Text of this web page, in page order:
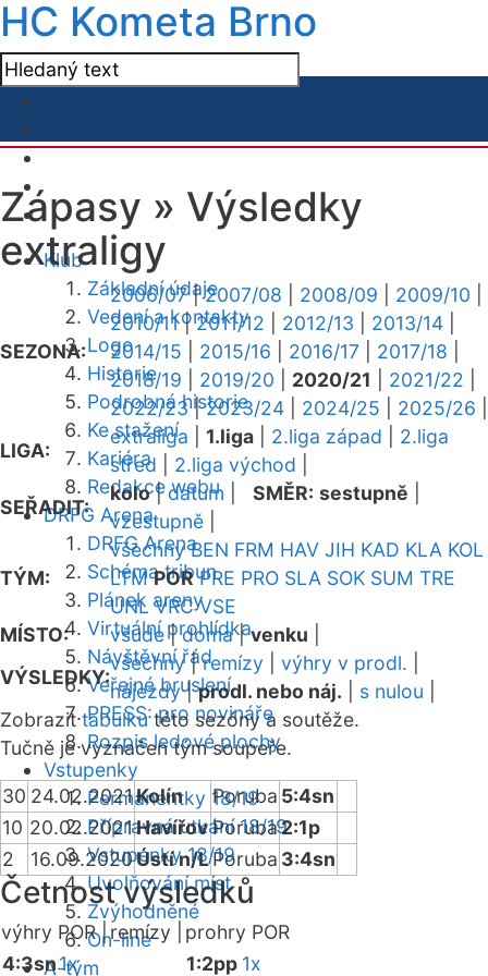
HC Kometa Brno
Klub
Základní údaje
Vedení a kontakty
Logo
Historie
Podrobná historie
Ke stažení
Kariéra
Redakce webu
DRFG Arena
DRFG Arena
Schéma tribun
Plánek areny
Virtuální prohlídka
Návštěvní řád
Veřejné bruslení
PRESS: pro novináře
Rozpis ledové plochy
Vstupenky
Permanentky 18/19
Přípravná utkání 18/19
Vstupenky 18/19
Uvolňování míst
Zvýhodněné
On-line
A-tým
Zápasy » Výsledky
extraligy
SEZONA:
2006/07|2007/08 2008/09 2009/10
2010/11|2011/12 2012/13 2013/14
2014/15
2015/16 2016/17 2017/18
2018/19
2019/20 2020/21 2021/22
2022/23|2023/24 2024/25 2025/26
LIGA:
extraliga 1.liga 2.liga západ
2.liga
střed
2.liga východ
SEŘADIT:
kolo|datum SMĚR: sestupně
vzestupně
TÝM:
všechny BEN FRM HAV JIH KAD KLA KOL
LTM POR PRE PRO SLA SOK SUM TRE
UNL VRC VSE
MÍSTO:
všude|doma|venku
VÝSLEDKY:
všechny|remízy výhry v prodl.
nájezdy|prodl. nebo náj. s nulou
Zobrazittabulkutéto sezóny a soutěže.
Tučně je vyznačen tým soupeře.
30 24.02.2021Kolín Poruba 5:4sn
10 20.02.2021HavířovPoruba2:1p
2
16.09.2020Ústí n/LPoruba 3:4sn
Četnost výsledků
výhry POR |remízy |
prohry POR
4:3sn1x 1:2pp 1x